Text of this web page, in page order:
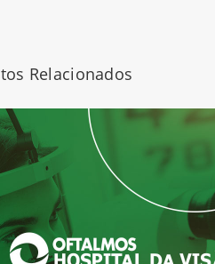
Relacionados